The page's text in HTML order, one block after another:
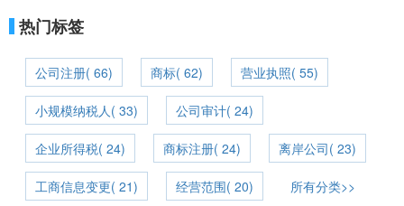
热门标签
公司注册( 66) 商标( 62) 营业执照( 55)
小规模纳税人( 33) 公司审计( 24)
企业所得税( 24) 商标注册( 24) 离岸公司( 23)
工商信息变更( 21) 经营范围( 20) 所有分类>>